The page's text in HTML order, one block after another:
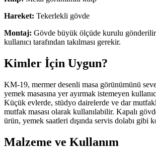
Hareket: Tekerlekli gövde
Montaj: Gövde büyük ölçüde kurulu
kullanıcı tarafından takılması gerekir.
Kimler İçin Uygun?
KM-19, mermer desenli masa görünümünü
yemek masasına yer ayırmak istemeyen
Küçük evlerde, stüdyo dairelerde ve dar
mutfak masası olarak kullanılabilir. Kapalı
ürün, yemek saatleri dışında servis dolabı gibi
Malzeme ve Kullanım